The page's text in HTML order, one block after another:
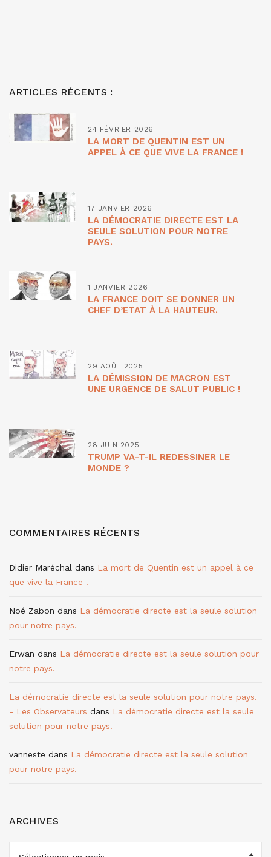
ARTICLES RÉCENTS :
24 FÉVRIER 2026
LA MORT DE QUENTIN EST UN
APPEL À CE QUE VIVE LA FRANCE !
17 JANVIER 2026
LA DÉMOCRATIE DIRECTE EST LA
SEULE SOLUTION POUR NOTRE
PAYS.
1 JANVIER 2026
LA FRANCE DOIT SE DONNER UN
CHEF D’ETAT À LA HAUTEUR.
29 AOÛT 2025
LA DÉMISSION DE MACRON EST
UNE URGENCE DE SALUT PUBLIC !
28 JUIN 2025
TRUMP VA-T-IL REDESSINER LE
MONDE ?
COMMENTAIRES RÉCENTS
Didier Maréchal dans La mort de Quentin est un appel à ce
que vive la France !
Noé Zabon dans La démocratie directe est la seule solution
pour notre pays.
Erwan dans La démocratie directe est la seule solution pour
notre pays.
La démocratie directe est la seule solution pour notre pays.
- Les Observateurs dans La démocratie directe est la seule
solution pour notre pays.
vanneste dans La démocratie directe est la seule solution
pour notre pays.
ARCHIVES